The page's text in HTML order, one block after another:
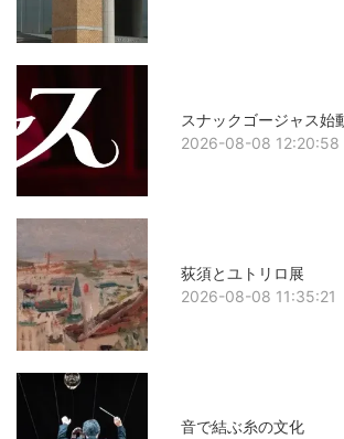
スナックゴージャス始
2026-08-08 12:20:58
荻須とユトリロ展
2026-08-08 11:35:21
音で結ぶ糸の文化